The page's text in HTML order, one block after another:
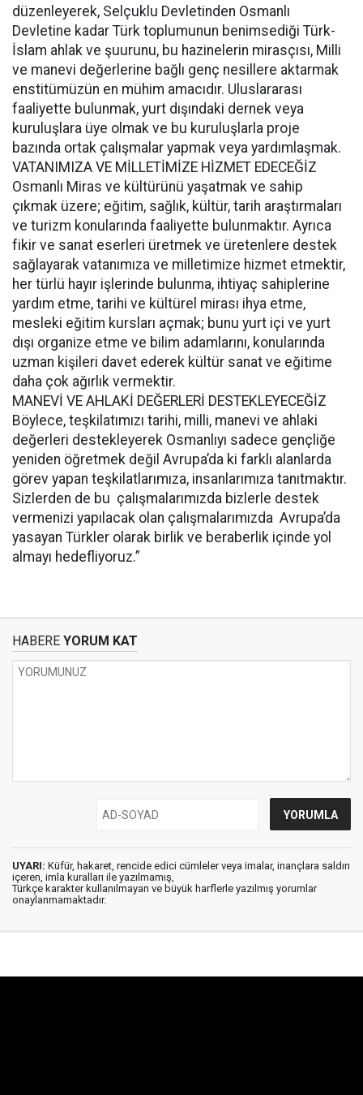
düzenleyerek, Selçuklu Devletinden Osmanlı
Devletine kadar Türk toplumunun benimsediği Türk-
İslam ahlak ve şuurunu, bu hazinelerin mirasçısı, Milli
ve manevi değerlerine bağlı genç nesillere aktarmak
enstitümüzün en mühim amacıdır. Uluslararası
faaliyette bulunmak, yurt dışındaki dernek veya
kuruluşlara üye olmak ve bu kuruluşlarla proje
bazında ortak çalışmalar yapmak veya yardımlaşmak.
VATANIMIZA VE MİLLETİMİZE HİZMET EDECEĞİZ
Osmanlı Miras ve kültürünü yaşatmak ve sahip
çıkmak üzere; eğitim, sağlık, kültür, tarih araştırmaları
ve turizm konularında faaliyette bulunmaktır. Ayrıca
fikir ve sanat eserleri üretmek ve üretenlere destek
sağlayarak vatanımıza ve milletimize hizmet etmektir,
her türlü hayır işlerinde bulunma, ihtiyaç sahiplerine
yardım etme, tarihi ve kültürel mirası ihya etme,
mesleki eğitim kursları açmak; bunu yurt içi ve yurt
dışı organize etme ve bilim adamlarını, konularında
uzman kişileri davet ederek kültür sanat ve eğitime
daha çok ağırlık vermektir.
MANEVİ VE AHLAKİ DEĞERLERİ DESTEKLEYECEĞİZ
Böylece, teşkilatımızı tarihi, milli, manevi ve ahlaki
değerleri destekleyerek Osmanlıyı sadece gençliğe
yeniden öğretmek değil Avrupa’da ki farklı alanlarda
görev yapan teşkilatlarımıza, insanlarımıza tanıtmaktır.
Sizlerden de bu çalışmalarımızda bizlerle destek
vermenizi yapılacak olan çalışmalarımızda Avrupa’da
yasayan Türkler olarak birlik ve beraberlik içinde yol
almayı hedefliyoruz.”
HABERE YORUM KAT
UYARI: Küfür, hakaret, rencide edici cümleler veya imalar, inançlara saldırı
içeren, imla kuralları ile yazılmamış,
Türkçe karakter kullanılmayan ve büyük harflerle yazılmış yorumlar
onaylanmamaktadır.